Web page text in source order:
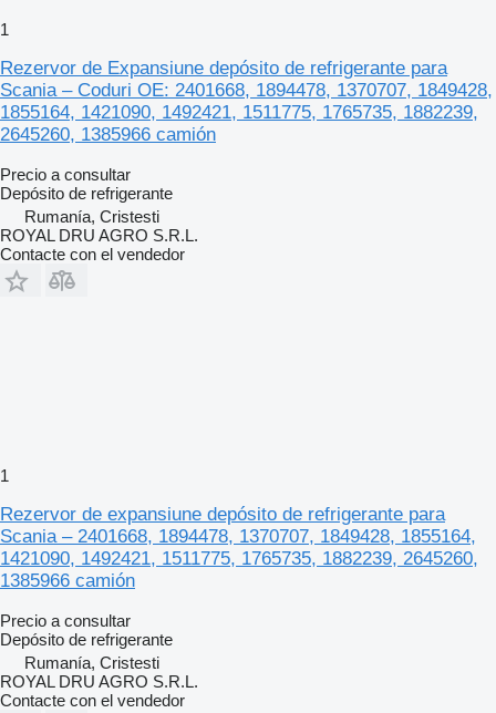
1
Rezervor de Expansiune depósito de refrigerante para
Scania – Coduri OE: 2401668, 1894478, 1370707, 1849428,
1855164, 1421090, 1492421, 1511775, 1765735, 1882239,
2645260, 1385966 camión
Precio a consultar
Depósito de refrigerante
Rumanía, Cristesti
ROYAL DRU AGRO S.R.L.
Contacte con el vendedor
1
Rezervor de expansiune depósito de refrigerante para
Scania – 2401668, 1894478, 1370707, 1849428, 1855164,
1421090, 1492421, 1511775, 1765735, 1882239, 2645260,
1385966 camión
Precio a consultar
Depósito de refrigerante
Rumanía, Cristesti
ROYAL DRU AGRO S.R.L.
Contacte con el vendedor